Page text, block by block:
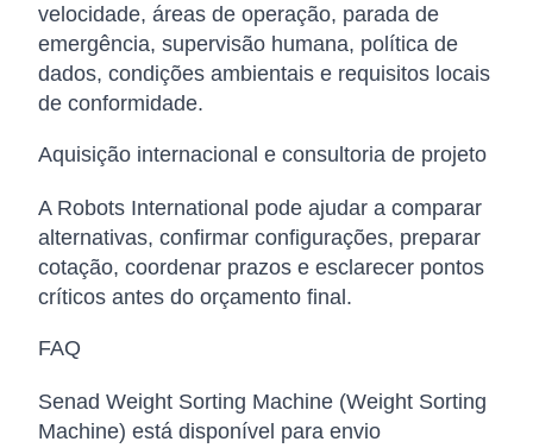
velocidade, áreas de operação, parada de
emergência, supervisão humana, política de
dados, condições ambientais e requisitos locais
de conformidade.
Aquisição internacional e consultoria de projeto
A Robots International pode ajudar a comparar
alternativas, confirmar configurações, preparar
cotação, coordenar prazos e esclarecer pontos
críticos antes do orçamento final.
FAQ
Senad Weight Sorting Machine (Weight Sorting
Machine) está disponível para envio